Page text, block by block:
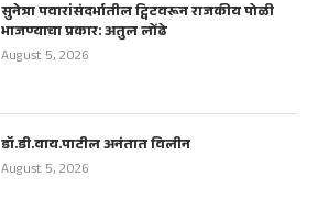
सुनेत्रा पवारांसंदर्भातील ट्विटवरून राजकीय पोळी
भाजण्याचा प्रकार: अतुल लोंढे
August 5, 2026
डॉ.डी.वाय.पाटील अनंतात विलीन
August 5, 2026